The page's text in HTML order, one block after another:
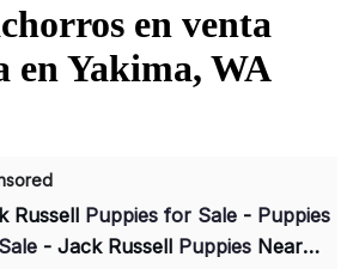
en venta
en Yakima, WA